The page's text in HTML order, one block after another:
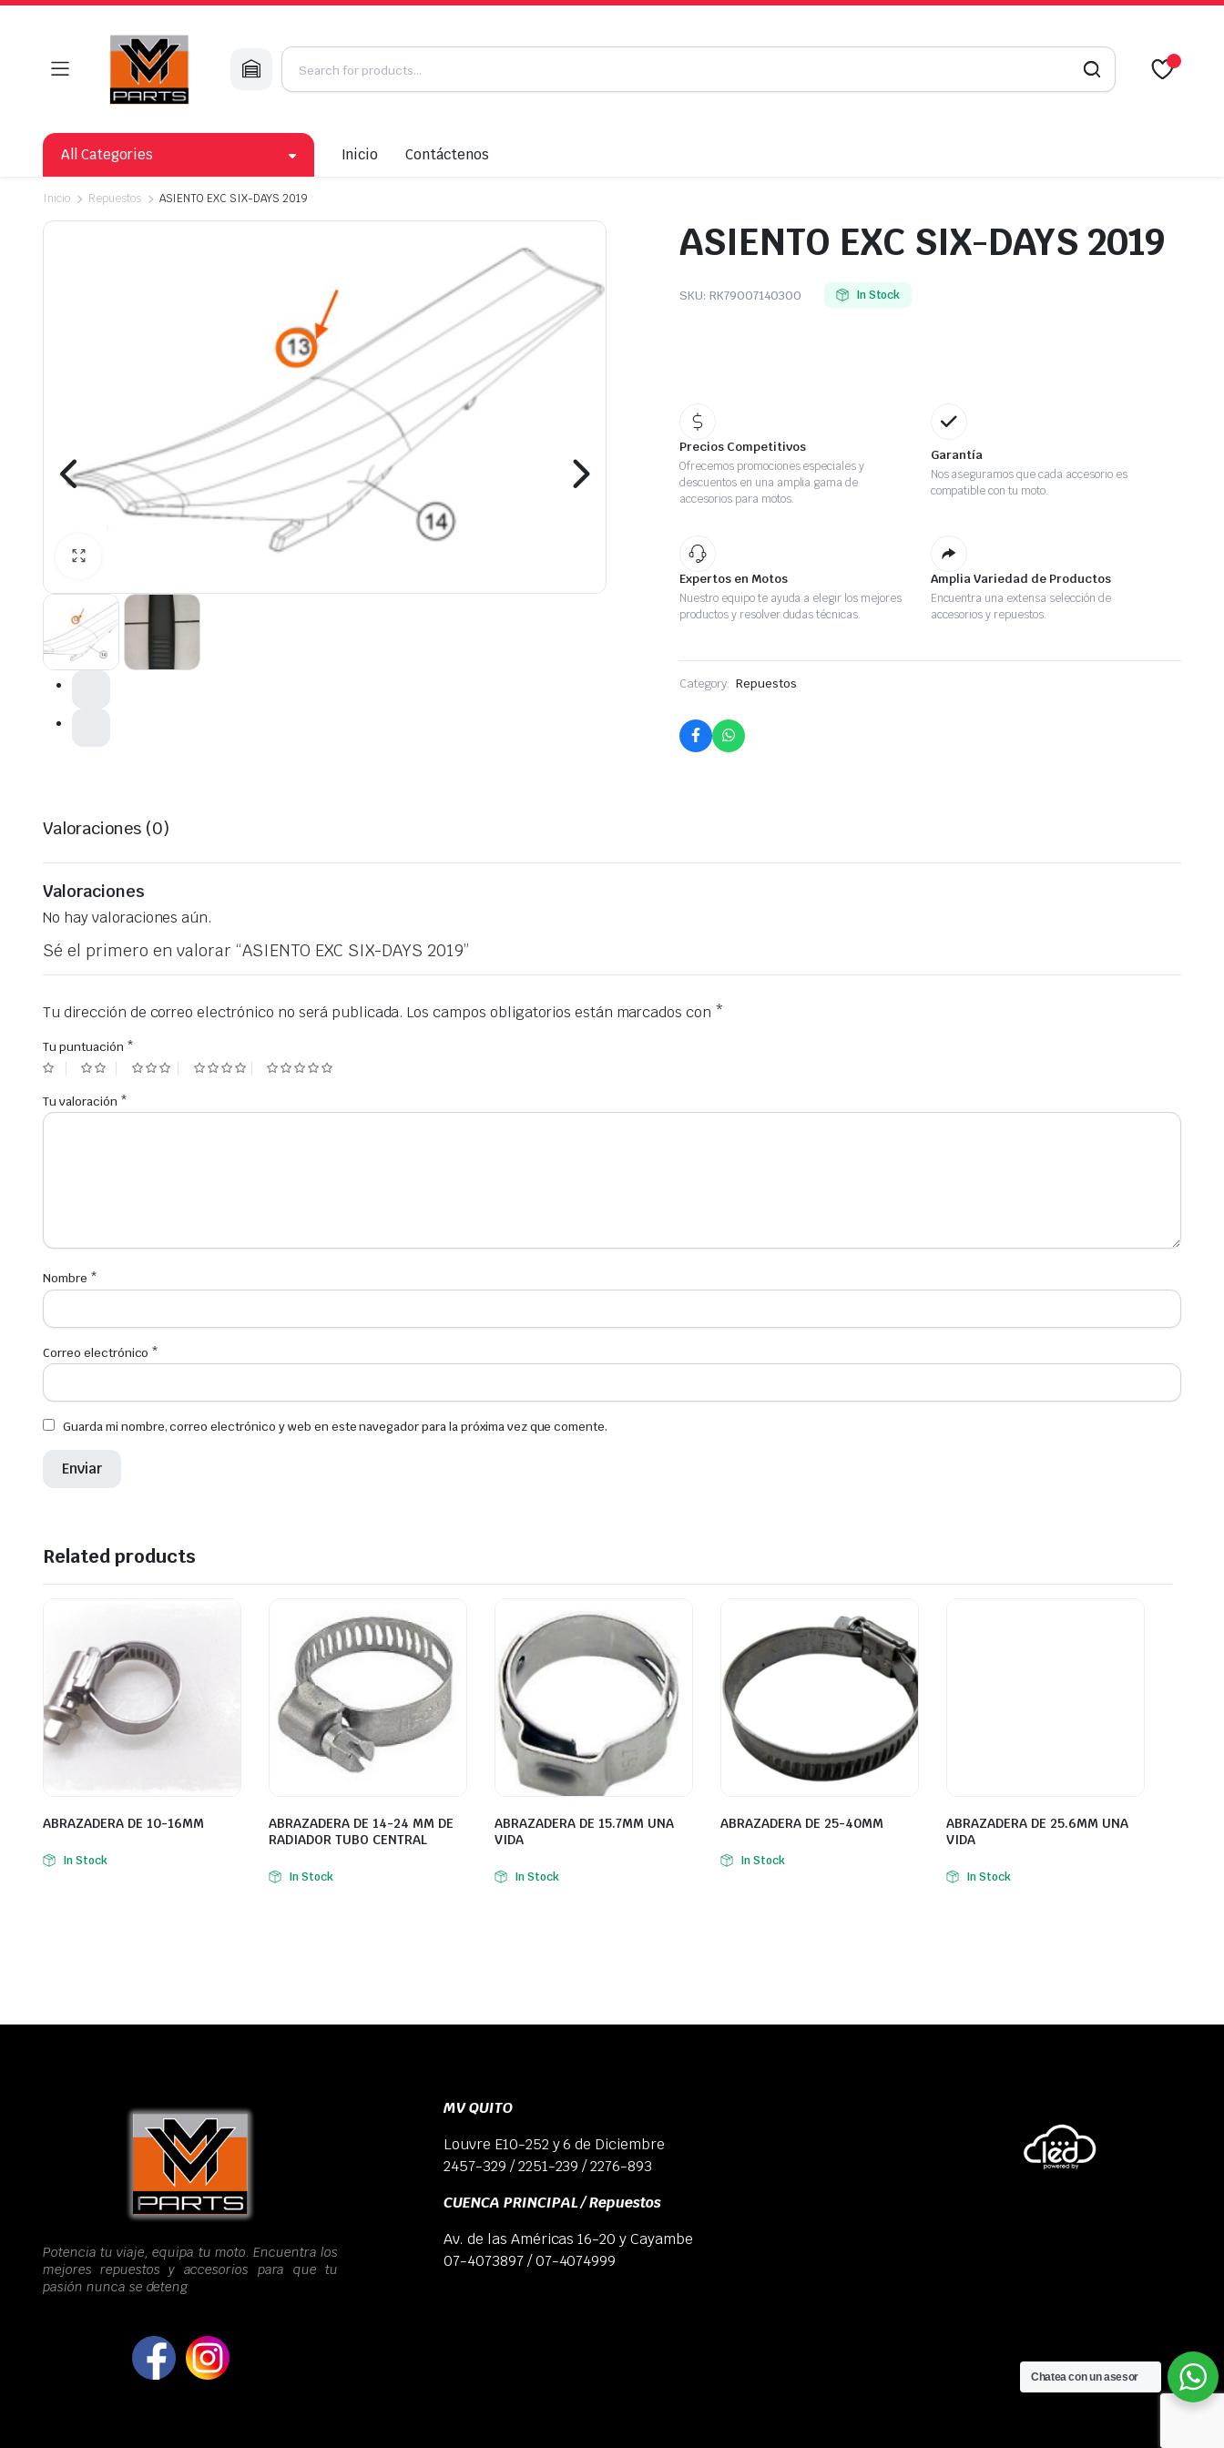
All Categories Inicio Contáctenos
Inicio Repuestos ASIENTO EXC SIX-DAYS 2019
ASIENTO EXC SIX-DAYS 2019
SKU: RK79007140300 In Stock
Precios Competitivos
Ofrecemos promociones especiales y
descuentos en una amplia gama de
accesorios para motos.
Garantía
Nos aseguramos que cada accesorio es
compatible con tu moto.
Expertos en Motos
Nuestro equipo te ayuda a elegir los mejores
productos y resolver dudas técnicas.
Amplia Variedad de Productos
Encuentra una extensa selección de
accesorios y repuestos.
Category: Repuestos
Valoraciones (0)
Valoraciones
No hay valoraciones aún.
Sé el primero en valorar “ASIENTO EXC SIX-DAYS 2019”
Tu dirección de correo electrónico no será publicada. Los campos obligatorios están marcados con *
Tu puntuación *
Tu valoración *
Nombre *
Correo electrónico *
Guarda mi nombre, correo electrónico y web en este navegador para la próxima vez que comente.
Related products
ABRAZADERA DE 10-16MM
In Stock
ABRAZADERA DE 14-24 MM DE
RADIADOR TUBO CENTRAL
In Stock
ABRAZADERA DE 15.7MM UNA
VIDA
In Stock
ABRAZADERA DE 25-40MM
In Stock
ABRAZADERA DE 25.6MM UNA
VIDA
In Stock
Potencia tu viaje, equipa tu moto. Encuentra los
mejores repuestos y accesorios para que tu
pasión nunca se deteng
MV QUITO
Louvre E10-252 y 6 de Diciembre
2457-329 / 2251-239 / 2276-893
CUENCA PRINCIPAL / Repuestos
Av. de las Américas 16-20 y Cayambe
07-4073897 / 07-4074999
Chatea con un asesor